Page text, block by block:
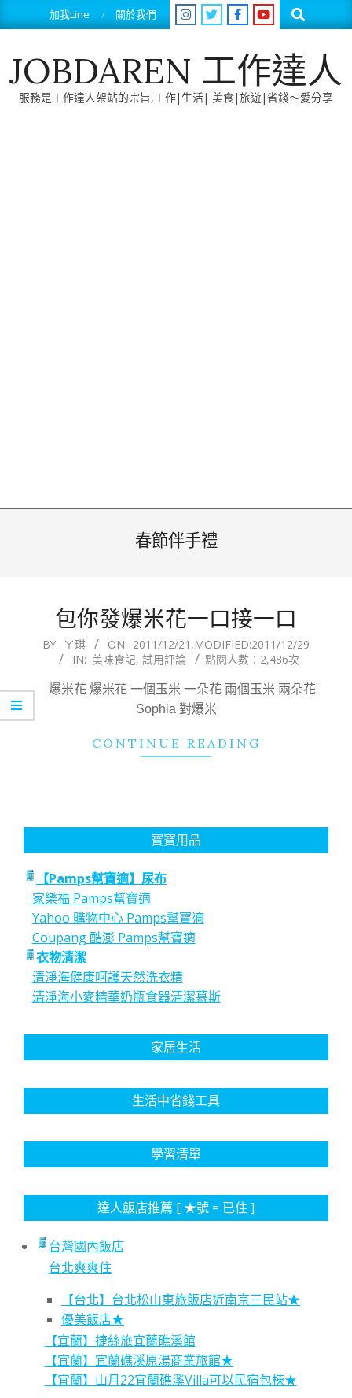
to
加我Line 關於我們 Search
JOBDAREN 工作達人
服務是工作達人架站的宗旨,工作|生活| 美食|旅遊|省錢～愛分享
春節伴手禮
包你發爆米花一口接一口
2011-
BY: ㄚ琪 ON: 2011/12/21 ,MODIFIED:2011/12/29
IN: 美味食記, 試用評論 點閱人數：2,486次
爆米花 爆米花 一個玉米 一朵花 兩個玉米 兩朵花
Sophia 對爆米
CONTINUE READING
寶寶用品
【Pamps幫寶適】尿布
家樂福 Pamps幫寶適
Yahoo 購物中心 Pamps幫寶適
Coupang 酷澎 Pamps幫寶適
衣物清潔
清淨海健康呵護天然洗衣精
清淨海小麥精華奶瓶食器清潔慕斯
家居生活
生活中省錢工具
學習清單
達人飯店推薦 [ ★號 = 已住 ]
台灣國內飯店
台北爽爽住
【台北】台北松山東旅飯店近南京三民站★
優美飯店★
【宜蘭】捷絲旅宜蘭礁溪館
【宜蘭】宜蘭礁溪原湯商業旅館★
【宜蘭】山月22宜蘭礁溪Villa可以民宿包棟★